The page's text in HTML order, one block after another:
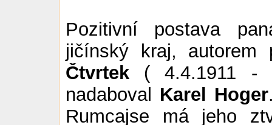
Pozitivní postava
jičínský kraj,
Čtvrtek ( 4.4.1911 -
nadaboval Karel Hoger
Rumcajse má jeho